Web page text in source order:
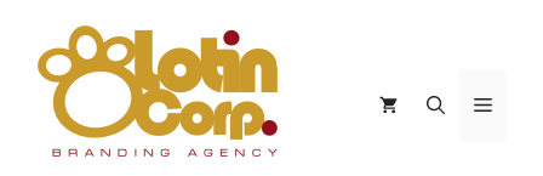
contenu
Menu